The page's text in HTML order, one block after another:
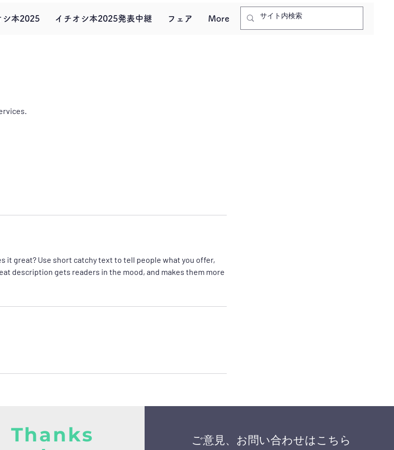
シ本2025 イチオシ本2025発表中継 フェア More
it great? Use short catchy text to tell people what you offer,
description gets readers in the mood, and makes them more
Thanks
ご意見、お問い合わせはこちら